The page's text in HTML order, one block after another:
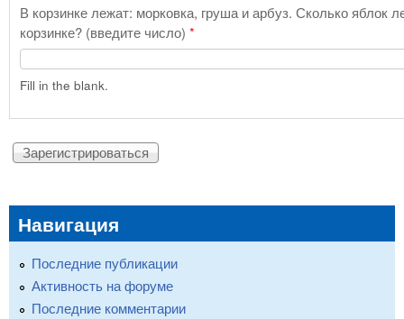
В корзинке лежат: морковка, груша и арбуз. Сколько яблок
корзинке? (введите число)*
Fill in the blank.
Навигация
Последние публикации
Активность на форуме
Последние комментарии